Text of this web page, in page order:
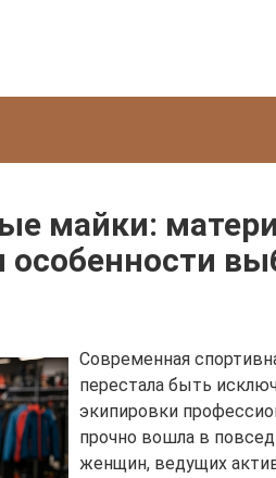
майки:
особенности
Современная
перестала быть
экипировки
прочно вошла в
женщин, ведущих